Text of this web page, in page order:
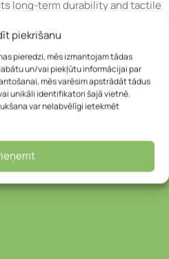
piekrišanu
pieredzi, mēs izmantojam tādas
un/vai piekļūtu informācijai par
mēs varēsim apstrādāt tādus
unikāli identifikatori šajā vietnē.
var nelabvēlīgi ietekmēt
long-term durability and tactile
area for better grip